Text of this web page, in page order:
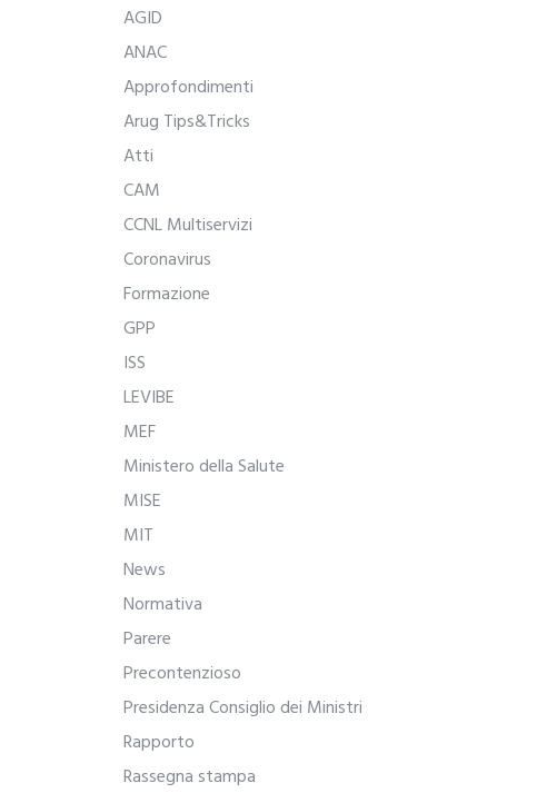
AGID
ANAC
Approfondimenti
Arug Tips&Tricks
Atti
CAM
CCNL Multiservizi
Coronavirus
Formazione
GPP
ISS
LEVIBE
MEF
Ministero della Salute
MISE
MIT
News
Normativa
Parere
Precontenzioso
Presidenza Consiglio dei Ministri
Rapporto
Rassegna stampa